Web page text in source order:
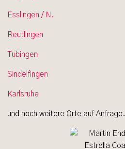
Esslingen / N.
Reutlingen
Tübingen
Sindelfingen
Karlsruhe
und noch weitere Orte auf Anfrage.